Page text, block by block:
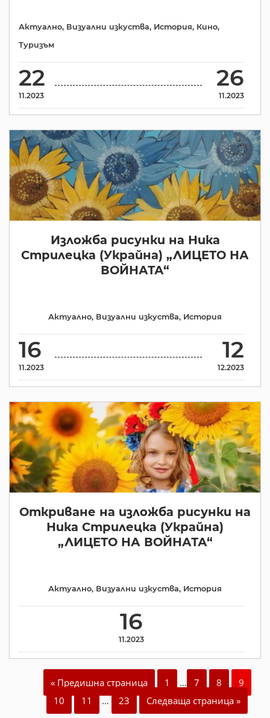
22
11.2023
26
11.2023
Актуално, Визуални изкуства, История, Кино,
Туризъм
Изложба рисунки на Ника
Стрилецка (Украйна) „ЛИЦЕТО НА
ВОЙНАТА“
16
11.2023
12
12.2023
Актуално, Визуални изкуства, История
Откриване на изложба рисунки на
Ника Стрилецка (Украйна)
„ЛИЦЕТО НА ВОЙНАТА“
16
11.2023
Актуално, Визуални изкуства, История
« Предишна страница 1 … 7 8
9
10
11 … 23 Следваща страница »